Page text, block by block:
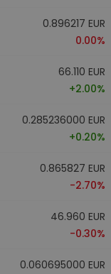
0.896217 EUR
0.00%
66.110 EUR
+2.00%
0.285236000 EUR
+0.20%
0.865827 EUR
-2.70%
46.960 EUR
-0.30%
0.060695000 EUR